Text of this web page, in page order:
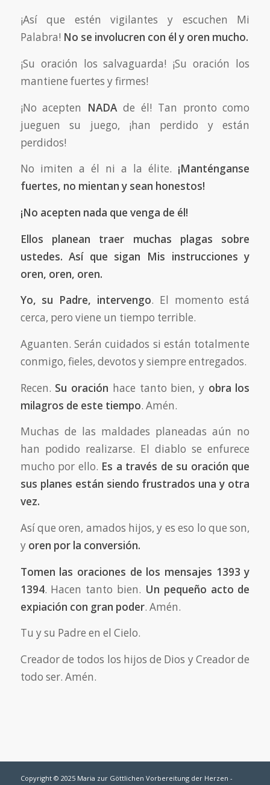
¡Así que estén vigilantes y escuchen Mi
Palabra! No se involucren con él y oren mucho.
¡Su oración los salvaguarda! ¡Su oración los
mantiene fuertes y firmes!
¡No acepten NADAde él! Tan pronto como
jueguen su juego, ¡han perdido y están
perdidos!
No imiten a él ni a la élite. ¡Manténganse
fuertes, no mientan y sean honestos!
¡No acepten nada que venga de él!
Ellos planean traer muchas plagas sobre
ustedes. Así que sigan Mis instrucciones y
oren, oren, oren.
Yo, su Padre, intervengo. El momento está
cerca, pero viene un tiempo terrible.
Aguanten. Serán cuidados si están totalmente
conmigo, fieles, devotos y siempre entregados.
Recen. Su oración hace tanto bien, y obra los
milagros de este tiempo. Amén.
Muchas de las maldades planeadas aún no
han podido realizarse. El diablo se enfurece
mucho por ello. Es a través de su oración que
sus planes están siendo frustrados una y otra
vez.
Así que oren, amados hijos, y es eso lo que son,
y oren por la conversión.
Tomen las oraciones de los mensajes 1393 y
1394. Hacen tanto bien. Un pequeño acto de
expiación con gran poder. Amén.
Tu y su Padre en el Cielo.
Creador de todos los hijos de Dios y Creador de
todo ser. Amén.
Copyright © 2025 Maria zur Göttlichen Vorbereitung der Herzen -